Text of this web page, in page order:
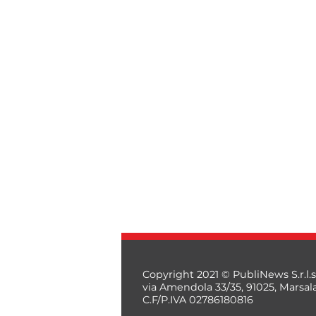
Copyright 2021 © PubliNews
via Amendola 33/35, 91025,
C.F/P.IVA 02786180816